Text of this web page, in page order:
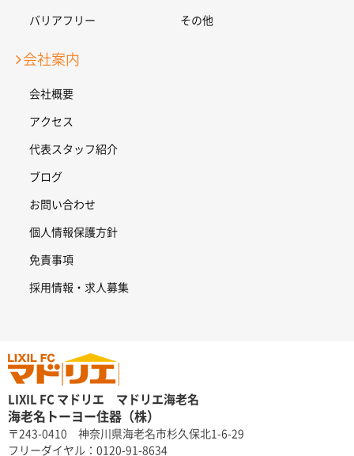
バリアフリー その他
会社案内
会社概要
アクセス
代表スタッフ紹介
ブログ
お問い合わせ
個人情報保護方針
免責事項
採用情報・求人募集
LIXIL FC マドリエ マドリエ海老名
海老名トーヨー住器（株）
〒243-0410 神奈川県海老名市杉久保北1-6-29
フリーダイヤル：0120-91-8634